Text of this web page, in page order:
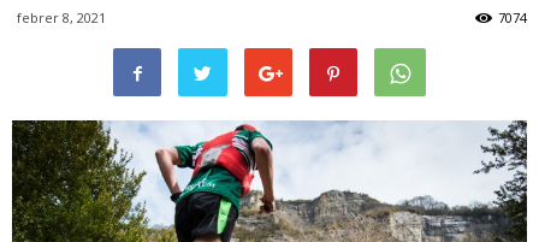
febrer 8, 2021 7074